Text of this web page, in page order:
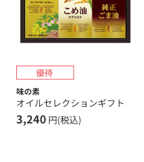
味の素
オイルセレクションギフト
3,240 円(税込)